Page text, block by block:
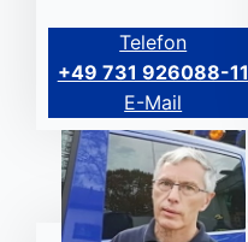
Telefon
+49 731 926088-11
E-Mail